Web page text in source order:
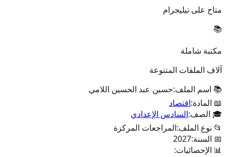
متاح على تيليجرام
📚
مكتبة شاملة
آلاف الملفات المتنوعة
📚 اسم الملف:حسين عبد الحسين اللامي
📖 المادة:اقتصاد
🎓 الصف:السادس الإعدادي
📂 نوع الملف:المراجعات المركزة
📅 السنة:2027
📊 الإحصائيات: